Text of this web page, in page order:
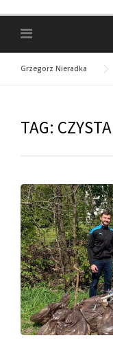
Grzegorz Nieradka
TAG: